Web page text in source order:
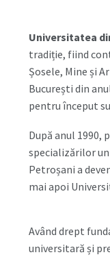
Universitatea
tradiție, fiind
Șosele, Mine și
București din
pentru început
După anul 1990,
specializărilor
Petroșani a
mai apoi
Având drept
universitară și